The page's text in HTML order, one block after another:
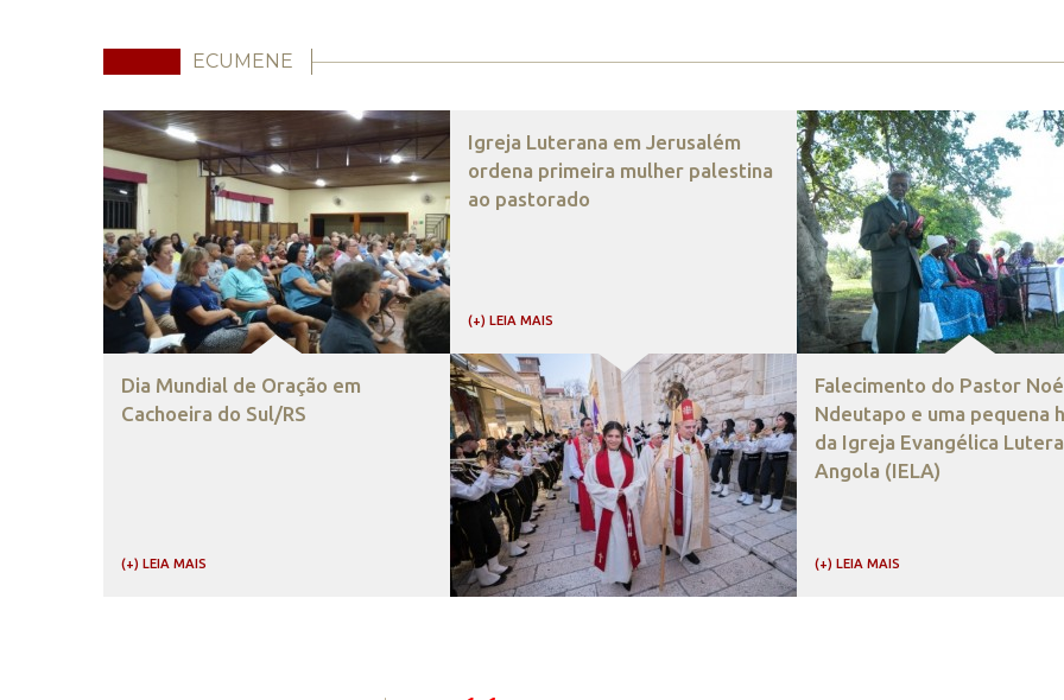
ECUMENE
Dia Mundial de Oração em
Cachoeira do Sul/RS
(+) LEIA MAIS
Igreja Luterana em Jerusalém
ordena primeira mulher palestina
ao pastorado
(+) LEIA MAIS
Falecimento do Pastor Noé
Ndeutapo e uma pequena
da Igreja Evangélica
Angola (IELA)
(+) LEIA MAIS